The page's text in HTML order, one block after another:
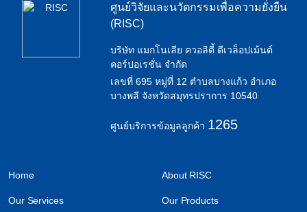
ศูนย์วิจัยและนวัตกรรมเพื่อความยั่งยืน
(RISC)
บริษัท แมกโนเลีย ควอลิตี้ ดีเวล็อปเม้นต์
คอร์ปอเรชั่น จำกัด
เลขที่ 695 หมู่ที่ 12 ตำบลบางแก้ว อำเภอ
บางพลี จังหวัดสมุทรปราการ 10540
ศูนย์บริการข้อมูลลูกค้า 1265
Home About RISC
Our Services Our Products